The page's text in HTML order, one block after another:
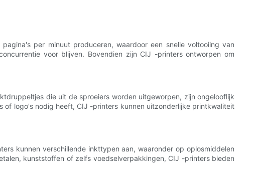
per minuut produceren, waardoor een snelle voltooiing van
voor blijven. Bovendien zijn CIJ -printers ontworpen om
die uit de sproeiers worden uitgeworpen, zijn ongelooflijk
logo's nodig heeft, CIJ -printers kunnen uitzonderlijke printkwaliteit
kunnen verschillende inkttypen aan, waaronder op oplosmiddelen
kunststoffen of zelfs voedselverpakkingen, CIJ -printers bieden